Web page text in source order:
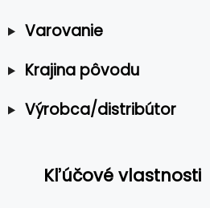
Varovanie
Krajina pôvodu
Výrobca/distribútor
Kľúčové vlastnosti